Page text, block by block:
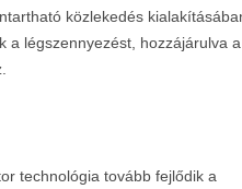
közlekedés
a légszennyezést, hozzájárulva a
technológia tovább fejlődik a